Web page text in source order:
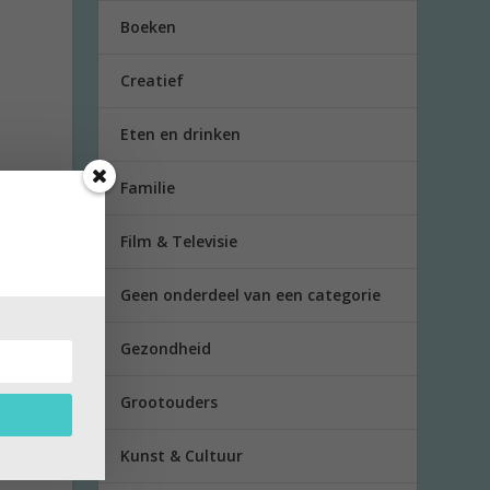
Boeken
Creatief
Eten en drinken
Familie
Film & Televisie
Geen onderdeel van een categorie
Gezondheid
Grootouders
Kunst & Cultuur